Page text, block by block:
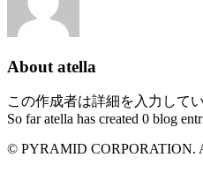
About atella
この作成者は詳細を入力して
So far atella has created 0 blog
© PYRAMID CORPORATION.